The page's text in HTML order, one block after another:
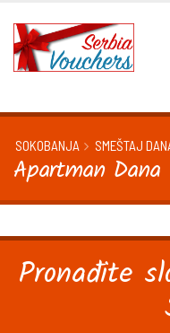
SOKOBANJA SMEŠTAJ
Apartman Dana
Pronađite